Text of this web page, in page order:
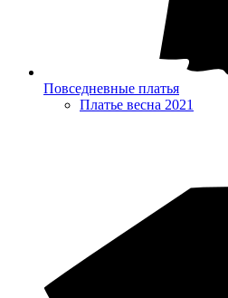
Повседневные платья
Платье весна 2021